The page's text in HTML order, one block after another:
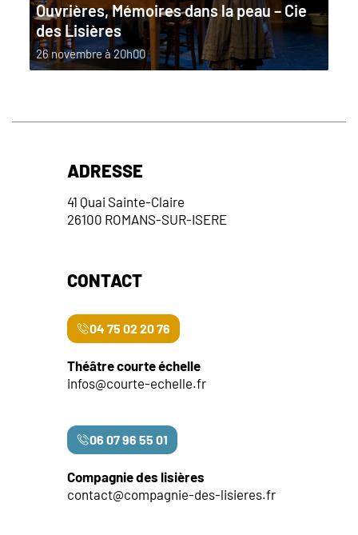
Ouvrières, Mémoires dans la peau – Cie
des Lisières
26 novembre à 20h00
ADRESSE
41 Quai Sainte-Claire
26100 ROMANS-SUR-ISERE
CONTACT
04 75 02 20 76
Théâtre courte échelle
infos@courte-echelle.fr
06 07 96 55 01
Compagnie des lisières
contact@compagnie-des-lisieres.fr